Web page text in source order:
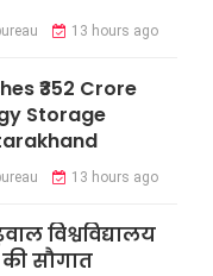
13 hours ago
₹352 Crore
Storage
13 hours ago
विश्वविद्यालय
की सौगात